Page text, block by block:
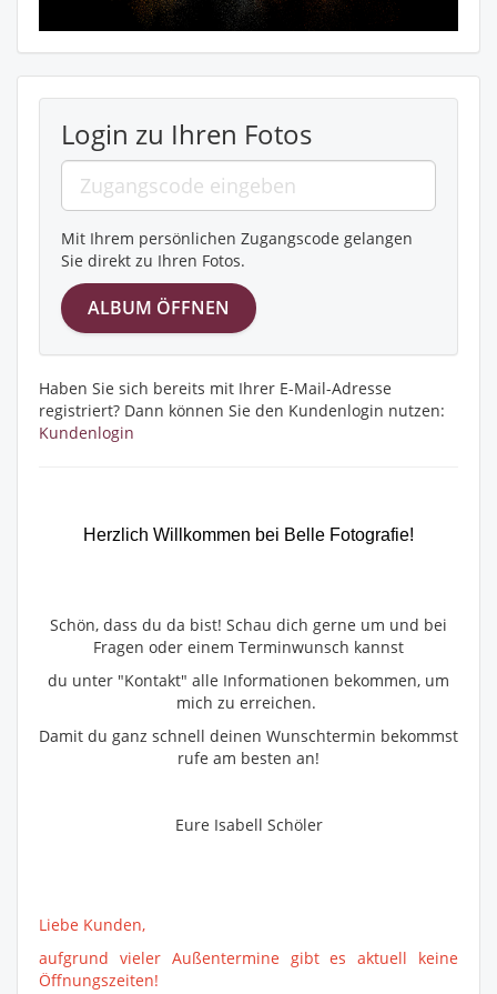
Login zu Ihren Fotos
Mit Ihrem persönlichen Zugangscode gelangen
Sie direkt zu Ihren Fotos.
Haben Sie sich bereits mit Ihrer E-Mail-Adresse
registriert? Dann können Sie den Kundenlogin nutzen:
Kundenlogin
Herzlich Willkommen bei Belle Fotografie!
Schön, dass du da bist! Schau dich gerne um und bei
Fragen oder einem Terminwunsch kannst
du unter "Kontakt" alle Informationen bekommen, um
mich zu erreichen.
Damit du ganz schnell deinen Wunschtermin bekommst
rufe am besten an!
Eure Isabell Schöler
Liebe Kunden,
aufgrund vieler Außentermine gibt es aktuell keine
Öffnungszeiten!